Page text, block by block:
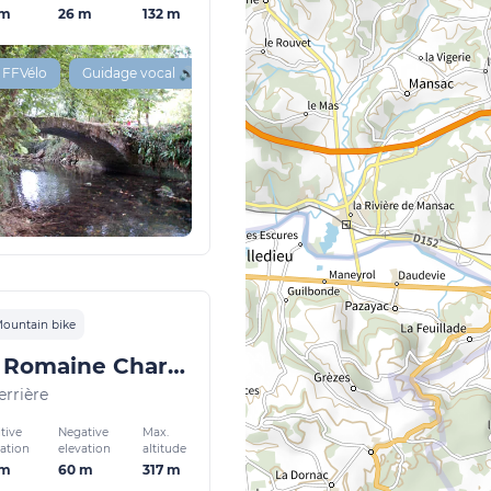
26 m 132 m
FFVélo Guidage vocal 🔊
bike
La Voie Romaine Chartrier
Negative
elevation
60 m
Max.
altitude
317 m